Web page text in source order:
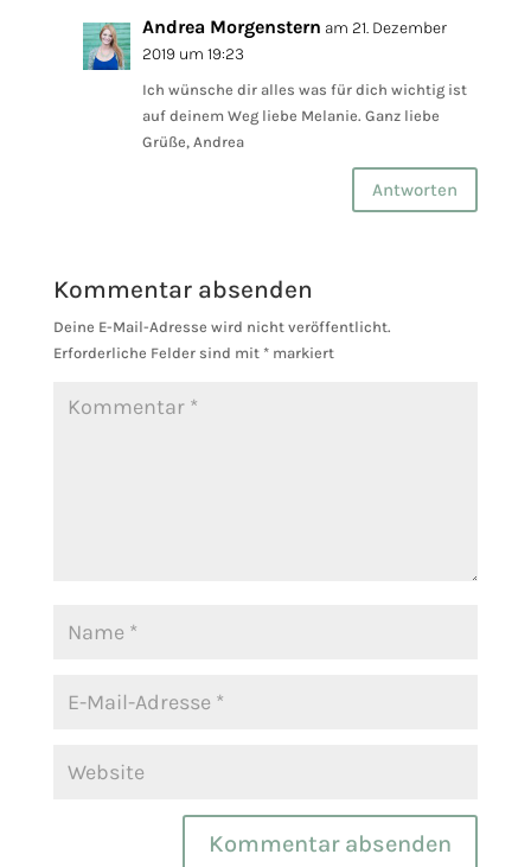
Andrea Morgenstern am 21. Dezember
2019 um 19:23
Ich wünsche dir alles was für dich wichtig ist
auf deinem Weg liebe Melanie. Ganz liebe
Grüße, Andrea
Antworten
Kommentar absenden
Deine E-Mail-Adresse wird nicht veröffentlicht.
Erforderliche Felder sind mit *markiert